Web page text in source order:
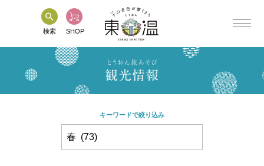
検索 SHOP
とうおん旅あそび
観光情報
キーワードで絞り込み
東温市について
観光情報
パンフレットなど
各種ご案内